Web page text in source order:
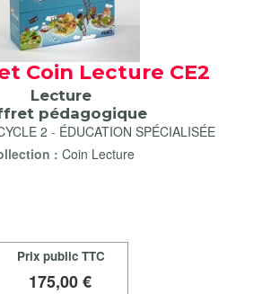
Coin Lecture CE2
Lecture
pédagogique
2 - ÉDUCATION SPÉCIALISÉE
: Coin Lecture
Prix public TTC
175,00 €